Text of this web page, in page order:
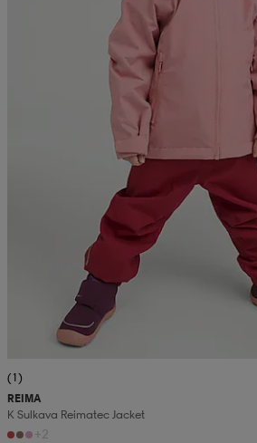
(1)
REIMA
K Sulkava Reimatec Jacket
+2